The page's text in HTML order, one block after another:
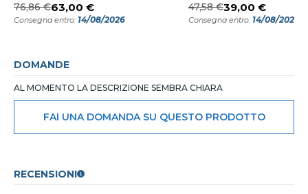
76,86 €63,00 €
Consegna entro: 14/08/2026
47,58 €39,00 €
Consegna entro: 14/08/2026
DOMANDE
AL MOMENTO LA DESCRIZIONE SEMBRA CHIARA
FAI UNA DOMANDA SU QUESTO PRODOTTO
RECENSIONI